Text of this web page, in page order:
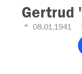
Gertrud
08.01.1941